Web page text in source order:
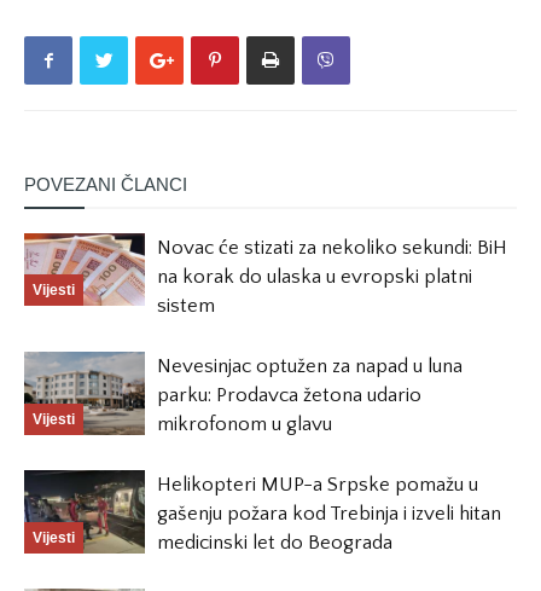
POVEZANI ČLANCI
Vijesti
Novac će stizati za nekoliko sekundi: BiH
na korak do ulaska u evropski platni
sistem
Vijesti
Nevesinjac optužen za napad u luna
parku: Prodavca žetona udario
mikrofonom u glavu
Vijesti
Helikopteri MUP-a Srpske pomažu u
gašenju požara kod Trebinja i izveli hitan
medicinski let do Beograda